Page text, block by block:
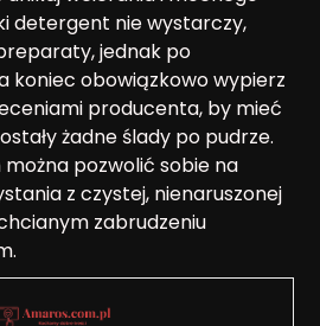
detergent nie wystarczy,
jednak po
koniec obowiązkowo wypierz
producenta, by mieć
żadne ślady po pudrze.
pozwolić sobie na
z czystej, nienaruszonej
zabrudzeniu